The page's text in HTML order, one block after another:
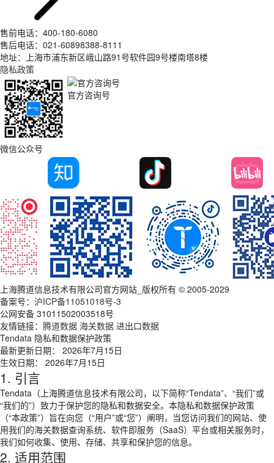
售前电话：400-180-6080
售后电话：021-60898388-8111
地址：上海市浦东新区峨山路91号软件园9号楼南塔8楼
隐私政策
微信公众号
官方咨询号
上海腾道信息技术有限公司官方网站_版权所有 © 2005-2029
备案号： 沪ICP备11051018号-3
公网安备 31011502003518号
友情链接： 腾道数据 海关数据 进出口数据
Tendata 隐私和数据保护政策
最新更新日期： 2026年7月15日
生效日期： 2026年7月15日
1. 引言
Tendata（上海腾道信息技术有限公司，以下简称“Tendata”、“我们”或
“我们的”）致力于保护您的隐私和数据安全。本隐私和数据保护政策
（“本政策”）旨在向您（“用户”或“您”）阐明，当您访问我们的网站、使
用我们的海关数据查询系统、软件即服务（SaaS）平台或相关服务时，
我们如何收集、使用、存储、共享和保护您的信息。
2. 适用范围